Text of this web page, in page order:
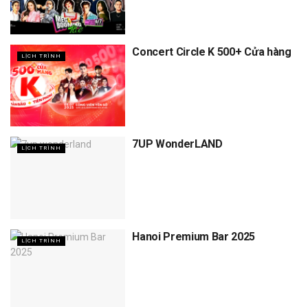
LỊCH TRÌNH Concert Circle K 500+ Cửa hàng
LỊCH TRÌNH 7UP WonderLAND
LỊCH TRÌNH Hanoi Premium Bar 2025